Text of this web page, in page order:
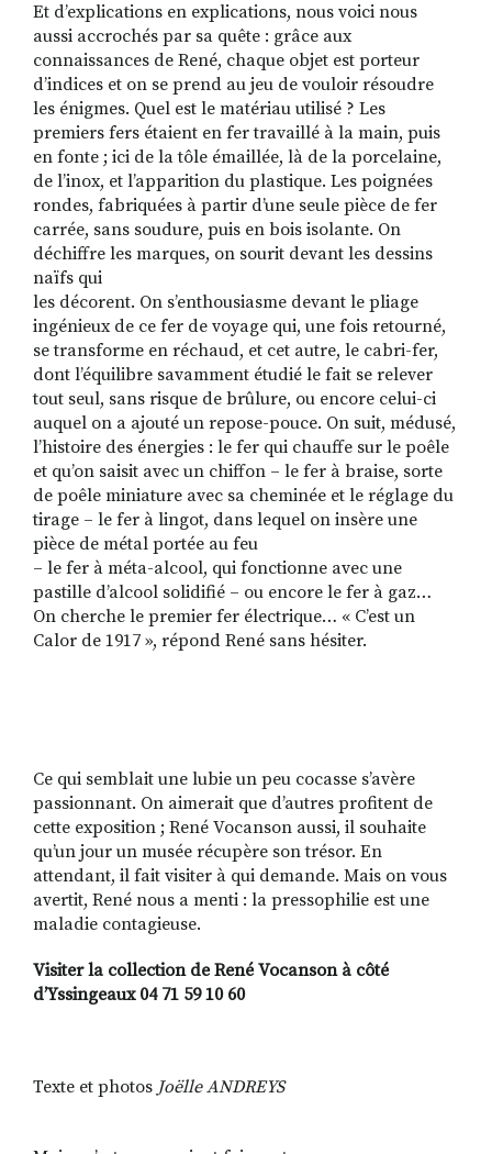
Et d’explications en explications, nous voici nous
aussi accrochés par sa quête : grâce aux
connaissances de René, chaque objet est porteur
d’indices et on se prend au jeu de vouloir résoudre
les énigmes. Quel est le matériau utilisé ? Les
premiers fers étaient en fer travaillé à la main, puis
en fonte ; ici de la tôle émaillée, là de la porcelaine,
de l’inox, et l’apparition du plastique. Les poignées
rondes, fabriquées à partir d’une seule pièce de fer
carrée, sans soudure, puis en bois isolante. On
déchiffre les marques, on sourit devant les dessins
naïfs qui
les décorent. On s’enthousiasme devant le pliage
ingénieux de ce fer de voyage qui, une fois retourné,
se transforme en réchaud, et cet autre, le cabri-fer,
dont l’équilibre savamment étudié le fait se relever
tout seul, sans risque de brûlure, ou encore celui-ci
auquel on a ajouté un repose-pouce. On suit, médusé,
l’histoire des énergies : le fer qui chauffe sur le poêle
et qu’on saisit avec un chiffon – le fer à braise, sorte
de poêle miniature avec sa cheminée et le réglage du
tirage – le fer à lingot, dans lequel on insère une
pièce de métal portée au feu
– le fer à méta-alcool, qui fonctionne avec une
pastille d’alcool solidifié – ou encore le fer à gaz…
On cherche le premier fer électrique… « C’est un
Calor de 1917 », répond René sans hésiter.
Ce qui semblait une lubie un peu cocasse s’avère
passionnant. On aimerait que d’autres profitent de
cette exposition ; René Vocanson aussi, il souhaite
qu’un jour un musée récupère son trésor. En
attendant, il fait visiter à qui demande. Mais on vous
avertit, René nous a menti : la pressophilie est une
maladie contagieuse.
Visiter la collection de René Vocanson à côté
d’Yssingeaux 04 71 59 10 60
Texte et photos Joëlle ANDREYS